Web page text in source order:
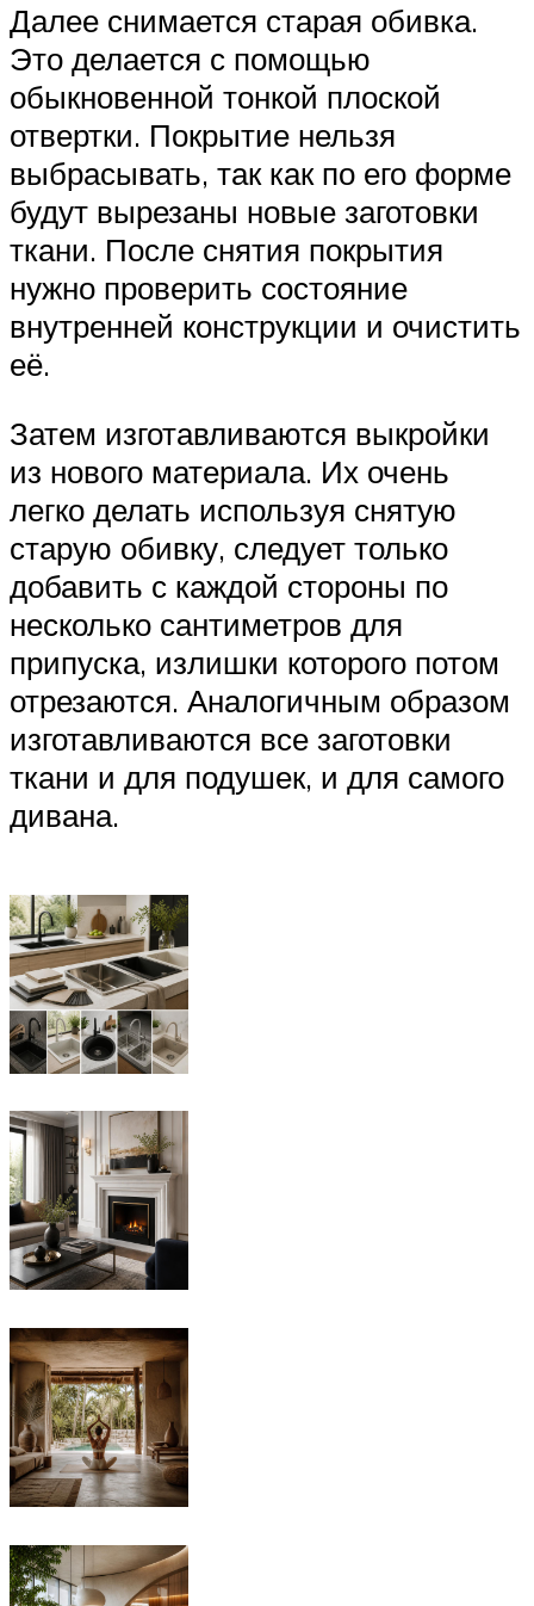
Далее снимается старая обивка.
Это делается с помощью
обыкновенной тонкой плоской
отвертки. Покрытие нельзя
выбрасывать, так как по его форме
будут вырезаны новые заготовки
ткани. После снятия покрытия
нужно проверить состояние
внутренней конструкции и очистить
её.
Затем изготавливаются выкройки
из нового материала. Их очень
легко делать используя снятую
старую обивку, следует только
добавить с каждой стороны по
несколько сантиметров для
припуска, излишки которого потом
отрезаются. Аналогичным образом
изготавливаются все заготовки
ткани и для подушек, и для самого
дивана.